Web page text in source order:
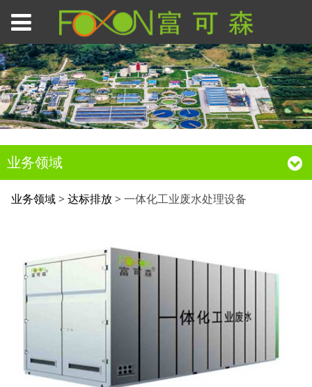
业务领域
一体化工业废水处理设
业务领域>达标排放>一体化工业废水处理设备